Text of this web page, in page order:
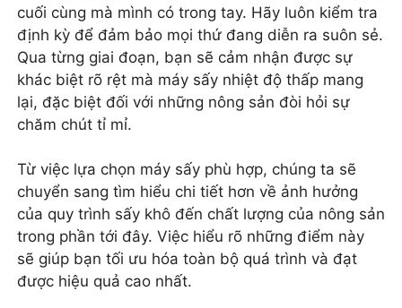
cuối cùng mà mình có trong tay. Hãy luôn kiểm tra
định kỳ để đảm bảo mọi thứ đang diễn ra suôn sẻ.
Qua từng giai đoạn, bạn sẽ cảm nhận được sự
khác biệt rõ rệt mà máy sấy nhiệt độ thấp mang
lại, đặc biệt đối với những nông sản đòi hỏi sự
chăm chút tỉ mỉ.
Từ việc lựa chọn máy sấy phù hợp, chúng ta sẽ
chuyển sang tìm hiểu chi tiết hơn về ảnh hưởng
của quy trình sấy khô đến chất lượng của nông sản
trong phần tới đây. Việc hiểu rõ những điểm này
sẽ giúp bạn tối ưu hóa toàn bộ quá trình và đạt
được hiệu quả cao nhất.